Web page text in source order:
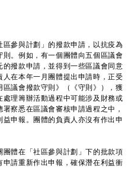
參與計劃」的撥款申請，以抗疫為
。例如，有一個團體向五個區議會
撥款申請，並得到一些區議會同意
在本年一月團體提出申請時，正受
議會撥款守則》（《守則》），獲
理籌辦活動過程中可能涉及財務或
察悉在區議會審核申請過程之中，
申報。團體的負責人亦沒有作出申
體在「社區參與計劃」下的批款項
請重新作出申報，確保潛在利益衝